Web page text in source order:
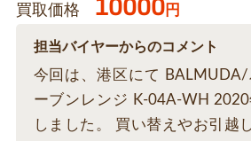
買取価格 10000円
担当バイヤーからのコメント
今回は、港区にて
ーブンレンジ K-04A-WH
しました。 買い替えやお引越